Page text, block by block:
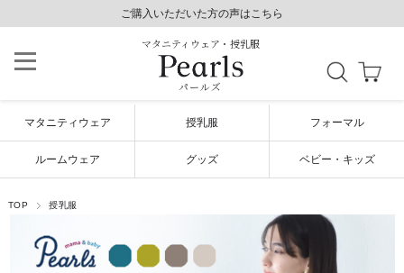
ご購入いただいた方の声はこちら
8,800円以上で送料無料/土日祝も発送（年末年始除く）
ご購入いただいた方の声はこちら
8,800円以上で送料無料/土日祝も発送（年末年始除く）
マタニティウェア・授乳服
パールズ
マタニティウェア 授乳服 フォーマル
ルームウェア グッズ ベビー・キッズ
TOP 授乳服